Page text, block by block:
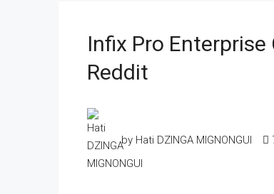
Infix Pro
Reddit
by Hati DZINGA MIGNONGUI